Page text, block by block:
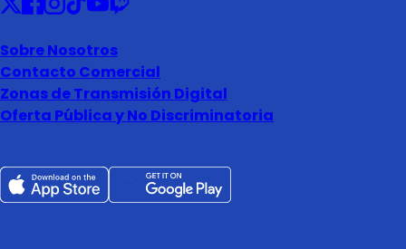
Sobre Nosotros
Contacto Comercial
Zonas de Transmisión Digital
Oferta Pública y No Discriminatoria